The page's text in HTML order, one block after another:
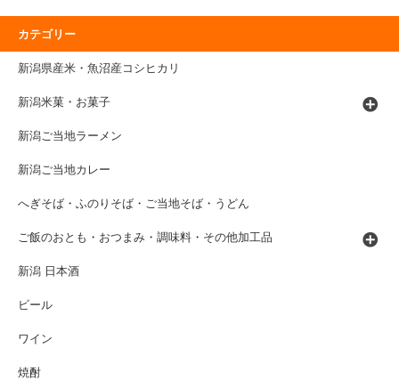
カテゴリー
新潟県産米・魚沼産コシヒカリ
新潟米菓・お菓子
新潟ご当地ラーメン
新潟ご当地カレー
へぎそば・ふのりそば・ご当地そば・うどん
ご飯のおとも・おつまみ・調味料・その他加工品
新潟 日本酒
ビール
ワイン
焼酎